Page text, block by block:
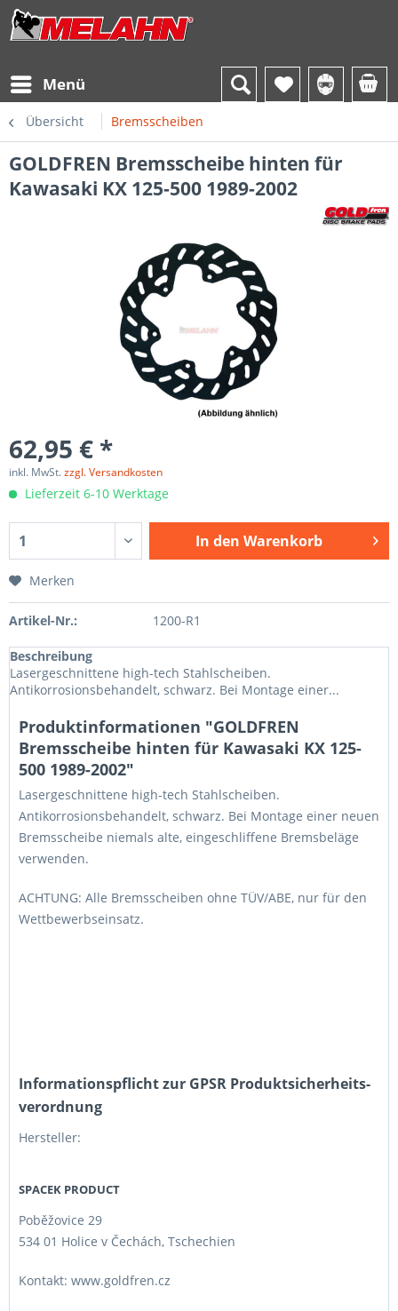
Menü
Übersicht Bremsscheiben
GOLDFREN Bremsscheibe hinten für
Kawasaki KX 125-500 1989-2002
62,95 € *
inkl. MwSt.zzgl. Versandkosten
Lieferzeit 6-10 Werktage
In den Warenkorb
Merken
Artikel-Nr.: 1200-R1
Beschreibung
Lasergeschnittene high-tech Stahlscheiben.
Antikorrosionsbehandelt, schwarz. Bei Montage einer...
Produktinformationen "GOLDFREN
Bremsscheibe hinten für Kawasaki KX 125-
500 1989-2002"
Lasergeschnittene high-tech Stahlscheiben.
Antikorrosionsbehandelt, schwarz. Bei Montage einer neuen
Bremsscheibe niemals alte, eingeschliffene Bremsbeläge
verwenden.
ACHTUNG: Alle Bremsscheiben ohne TÜV/ABE, nur für den
Wettbewerbseinsatz.
Informations­pflicht zur GPSR Produktsicherheits­
verordnung
Hersteller:
SPACEK PRODUCT
Poběžovice 29
534 01 Holice v Čechách, Tschechien
Kontakt: www.goldfren.cz